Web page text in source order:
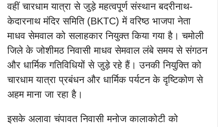
वहीं चारधाम यात्रा से जुड़े महत्वपूर्ण संस्थान बदरीनाथ-
केदारनाथ मंदिर समिति (BKTC) में वरिष्ठ भाजपा नेता
माधव सेमवाल को सलाहकार नियुक्त किया गया है। चमोली
जिले के जोशीमठ निवासी माधव सेमवाल लंबे समय से संगठन
और धार्मिक गतिविधियों से जुड़े रहे हैं। उनकी नियुक्ति को
चारधाम यात्रा प्रबंधन और धार्मिक पर्यटन के दृष्टिकोण से
अहम माना जा रहा है।
इसके अलावा चंपावत निवासी मनोज कालाकोटी को